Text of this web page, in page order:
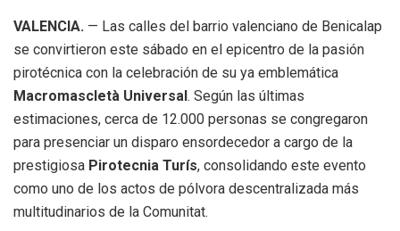
VALENCIA. — Las calles del barrio valenciano de Benicalap
se convirtieron este sábado en el epicentro de la pasión
pirotécnica con la celebración de su ya emblemática
Macromascletà Universal. Según las últimas
estimaciones, cerca de 12.000 personas se congregaron
para presenciar un disparo ensordecedor a cargo de la
prestigiosa Pirotecnia Turís, consolidando este evento
como uno de los actos de pólvora descentralizada más
multitudinarios de la Comunitat.